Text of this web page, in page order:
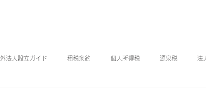
法人設立ガイド 租税条約 個人所得税 源泉税 法